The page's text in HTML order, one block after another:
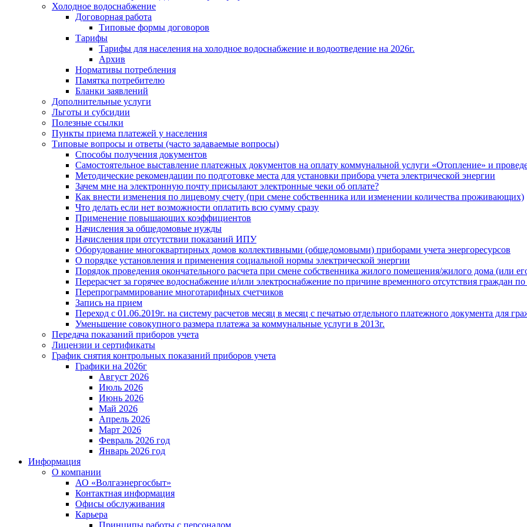
Холодное водоснабжение
Договорная работа
Типовые формы договоров
Тарифы
Тарифы для населения на холодное водоснабжение и водоотведение на 2026г.
Архив
Нормативы потребления
Памятка потребителю
Бланки заявлений
Дополнительные услуги
Льготы и субсидии
Полезные ссылки
Пункты приема платежей у населения
Типовые вопросы и ответы (часто задаваемые вопросы)
Способы получения документов
Самостоятельное выставление платежных документов на оплату коммунальной услуги «Отопление» и
Методические рекомендации по подготовке места для установки прибора учета электрической энергии
Зачем мне на электронную почту присылают электронные чеки об оплате?
Как внести изменения по лицевому счету (при смене собственника или изменении количества проживающих)
Что делать если нет возможности оплатить всю сумму сразу
Применение повышающих коэффициентов
Начисления за общедомовые нужды
Начисления при отсутствии показаний ИПУ
Оборудование многоквартирных домов коллективными (общедомовыми) приборами учета энергоресурсов
О порядке установления и применения социальной нормы электрической энергии
Порядок проведения окончательного расчета при смене собственника жилого помещения/жилого дома (или
Перерасчет за горячее водоснабжение и/или электроснабжение по причине временного отсутствия граждан
Перепрограммирование многотарифных счетчиков
Запись на прием
Переход с 01.06.2019г. на систему расчетов месяц в месяц с печатью отдельного платежного документа для
Уменьшение совокупного размера платежа за коммунальные услуги в 2013г.
Передача показаний приборов учета
Лицензии и сертификаты
График снятия контрольных показаний приборов учета
Графики на 2026г
Август 2026
Июль 2026
Июнь 2026
Май 2026
Апрель 2026
Март 2026
Февраль 2026 год
Январь 2026 год
Информация
О компании
АО «Волгаэнергосбыт»
Контактная информация
Офисы обслуживания
Карьера